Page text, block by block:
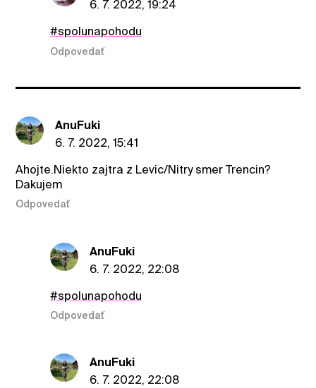
6. 7. 2022, 19:24
#spolunapohodu
Odpovedať
AnuFuki
6. 7. 2022, 15:41
Ahojte.Niekto zajtra z Levic/Nitry smer Trencin?
Dakujem
Odpovedať
AnuFuki
6. 7. 2022, 22:08
#spolunapohodu
Odpovedať
AnuFuki
6. 7. 2022, 22:08